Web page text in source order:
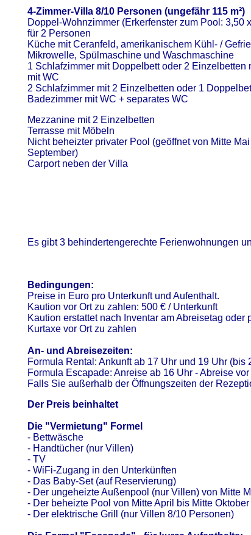
4-Zimmer-Villa 8/10 Personen (ungefähr 115 m²)
Doppel-Wohnzimmer (Erkerfenster zum Pool: 3,50
für 2 Personen
Küche mit Ceranfeld, amerikanischem Kühl- /
Mikrowelle, Spülmaschine und Waschmaschine
1 Schlafzimmer mit Doppelbett oder 2 Einzelbetten
mit WC
2 Schlafzimmer mit 2 Einzelbetten oder 1
Badezimmer mit WC + separates WC
Mezzanine mit 2 Einzelbetten
Terrasse mit Möbeln
Nicht beheizter privater Pool (geöffnet von Mitte
September)
Carport neben der Villa
Es gibt 3 behindertengerechte Ferienwohnungen
Bedingungen:
Preise in Euro pro Unterkunft und Aufenthalt.
Kaution vor Ort zu zahlen: 500 € / Unterkunft
Kaution erstattet nach Inventar am Abreisetag oder
Kurtaxe vor Ort zu zahlen
An- und Abreisezeiten:
Formula Rental: Ankunft ab 17 Uhr und 19 Uhr
Formula Escapade: Anreise ab 16 Uhr - Abreise
Falls Sie außerhalb der Öffnungszeiten der
Der Preis beinhaltet
Die "Vermietung" Formel
- Bettwäsche
- Handtücher (nur Villen)
- TV
- WiFi-Zugang in den Unterkünften
- Das Baby-Set (auf Reservierung)
- Der ungeheizte Außenpool (nur Villen) von Mitte
- Der beheizte Pool von Mitte April bis Mitte Oktober
- Der elektrische Grill (nur Villen 8/10 Personen)